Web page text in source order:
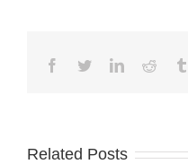
Facebook
TwitterLinkedinReddit
Related Posts